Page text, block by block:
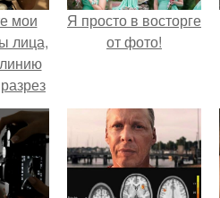
мои
лица,
Я просто в восторге
от фото!